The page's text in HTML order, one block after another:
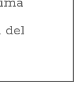
del